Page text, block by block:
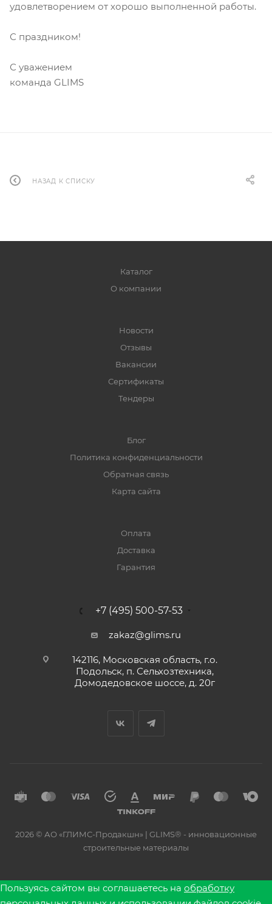
удовлетворением от хорошо выполненной работы.
С праздником!
С уважением
команда GLIMS
НАЗАД К СПИСКУ
Каталог
О компании
Новости
Отзывы
Вакансии
Сертификаты
Тендеры
Блог
Политика конфиденциальности
Обратная связь
Карта сайта
Оплата
Доставка
Гарантия
+7 (495) 500-57-53
zakaz@glims.ru
142116, Московская область, г.о.
Подольск, п. Сельхозтехника,
Домодедовское шоссе, д. 20г
2026 © АО «ГЛИМС-Продакшн» | GLIMS® - инновационные
строительные материалы
Пользуясь сайтом вы соглашаетесь на обработку